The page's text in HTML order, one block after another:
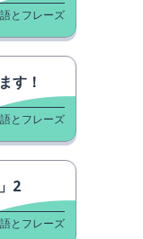
とフレーズ
す！
とフレーズ
2
とフレーズ